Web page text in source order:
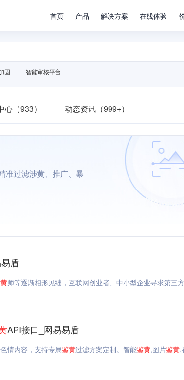
首页 产品 解决方案 在线体验
固 智能审核平台
心（933） 动态资讯（999+）
准过滤涉黄、推广、暴
易盾
黄师等逐渐相形见绌，互联网创业者、中小型企业寻求第三
API接口_网易易盾
情内容，支持专属鉴黄过滤方案定制。智能鉴黄,图片鉴黄,